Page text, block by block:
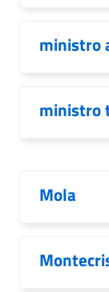
ministro
ministro
Mola